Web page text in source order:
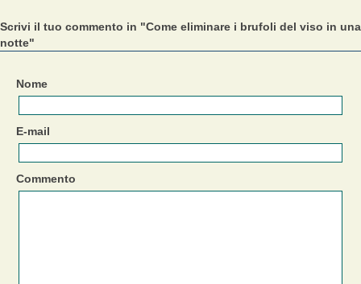
Scrivi il tuo commento in "Come eliminare i brufoli del viso in una
notte"
Nome
E-mail
Commento